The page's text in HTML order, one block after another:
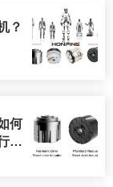
？
何